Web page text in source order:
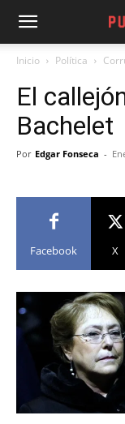
Inicio Política
El
Bachelet
Por Edgar Fonseca -
Facebook X